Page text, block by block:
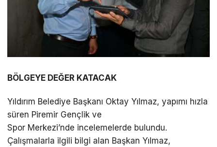
BÖLGEYE DEĞER KATACAK
Yıldırım Belediye Başkanı Oktay Yılmaz, yapımı hızla
süren Piremir Gençlik ve
Spor Merkezi’nde incelemelerde bulundu.
Çalışmalarla ilgili bilgi alan Başkan Yılmaz,